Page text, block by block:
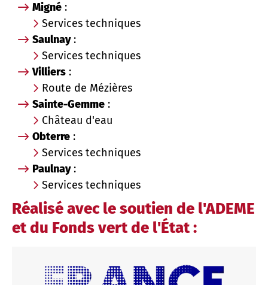
Migné :
Services techniques
Saulnay:
Services techniques
Villiers :
Route de Mézières
Sainte-Gemme :
Château d'eau
Obterre :
Services techniques
Paulnay:
Services techniques
Réalisé avec le soutien de l'ADEME
et du Fonds vert de l'État :